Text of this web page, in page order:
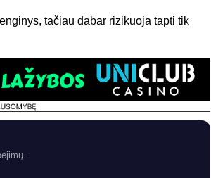
tačiau dabar rizikuoja tapti tik